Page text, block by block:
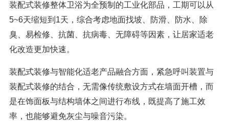
装配式装修整体卫浴为全预制的工业化部品，工期可以从
5~6天缩短到1天，综合考虑地面找坡、防滑、防水、除
臭、易检修、抗菌、抗病毒、无障碍等因素，让居家适老
化改造更加快速。
装配式装修与智能化适老产品融合方面，紧急呼叫装置与
装配式装修的结合，无需像传统敷设方式在墙面开槽，而
是在饰面板与结构墙体之间进行布线，既提高了施工效
率，也能够避免灰尘与噪音污染。